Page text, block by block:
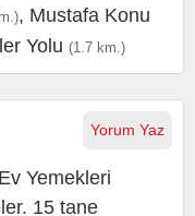
, Mustafa Konu
Yolu (1.7 km.)
Yorum Yaz
Yemekleri
15 tane